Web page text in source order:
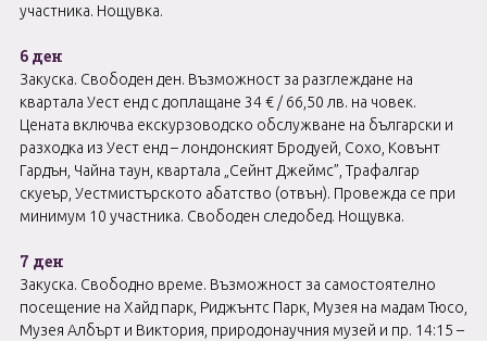
участника. Нощувка.
6 ден
Закуска. Свободен ден. Възможност за разглеждане на
квартала Уест енд с доплащане 34 € / 66,50 лв. на човек.
Цената включва екскурзоводско обслужване на български и
разходка из Уест енд – лондонският Бродуей, Сохо, Ковънт
Гардън, Чайна таун, квартала „Сейнт Джеймс”, Трафалгар
скуеър, Уестмистърското абатство (отвън). Провежда се при
минимум 10 участника. Свободен следобед. Нощувка.
7 ден
Закуска. Свободно време. Възможност за самостоятелно
посещение на Хайд парк, Риджънтс Парк, Музея на мадам Тюсо,
Музея Албърт и Виктория, природонаучния музей и пр. 14:15 –